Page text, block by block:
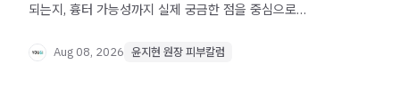
되는지, 흉터 가능성까지 실제 궁금한 점을 중심으로
Aug 08, 2026 윤지현 원장 피부칼럼